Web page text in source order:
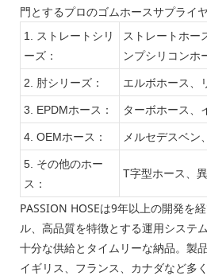
門とするプロのゴムホースサプライヤ
1. ストレートシリ
ーズ：
ストレートホー
ンプシリコンホ
2. 肘シリーズ： エルボホース、
3. EPDMホース： ターボホース、
4. OEMホース： メルセデスベン
5. その他のホー
ス：
T字型ホース、
PASSION HOSEは9年以上の開発を
ル、高品質を特徴とする運用システ
十分な供給とタイムリーな納品。製
イギリス、フランス、カナダなど多